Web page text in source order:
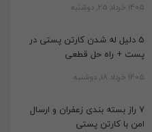
1405 خرداد 25, دوشنبه
5 دلیل له شدن کارتن پستی در
پست + راه حل قطعی
1405 خرداد 18, دوشنبه
7 راز بسته بندی زعفران و ارسال
امن با کارتن پستی